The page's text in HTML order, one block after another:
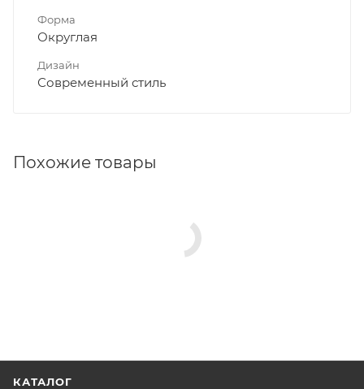
Форма
Округлая
Дизайн
Современный стиль
Похожие товары
КАТАЛОГ